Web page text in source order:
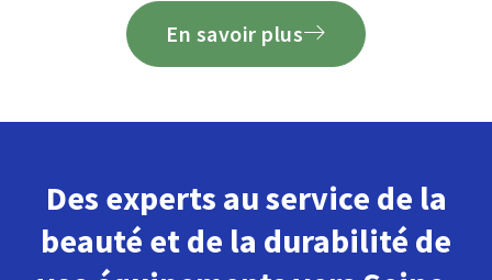
En savoir plus
Des experts au service de la
beauté et de la durabilité de